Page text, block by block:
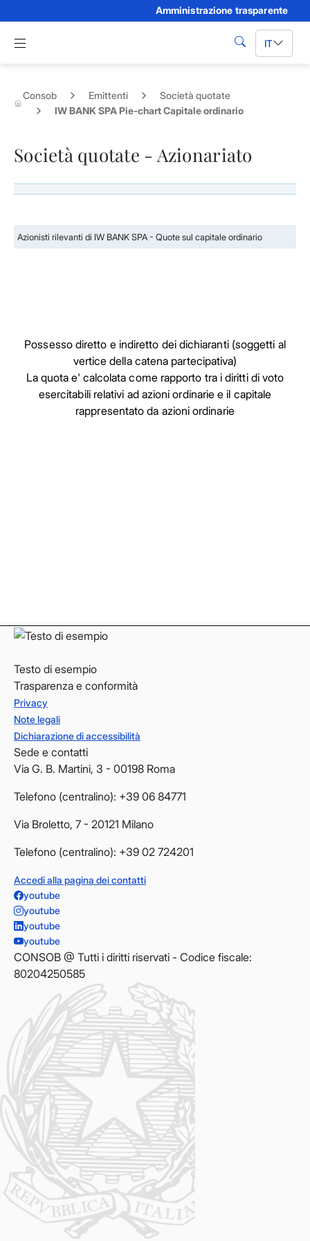
Amministrazione trasparente
Apri menu di navigazione
cerca IT
Consob Emittenti
Società quotate
IW BANK SPA Pie-chart Capitale ordinario
Società quotate - Azionariato
Azionisti rilevanti di IW BANK SPA - Quote sul capitale ordinario
Possesso diretto e indiretto dei dichiaranti (soggetti al
vertice della catena partecipativa)
La quota e' calcolata come rapporto tra i diritti di voto
esercitabili relativi ad azioni ordinarie e il capitale
rappresentato da azioni ordinarie
Testo di esempio
Trasparenza e conformità
Privacy
Note legali
Dichiarazione di accessibilità
Sede e contatti
Via G. B. Martini, 3 - 00198 Roma
Telefono (centralino): +39 06 84771
Via Broletto, 7 - 20121 Milano
Telefono (centralino): +39 02 724201
Accedi alla pagina dei contatti
youtube
youtube
youtube
youtube
CONSOB @ Tutti i diritti riservati - Codice fiscale:
80204250585